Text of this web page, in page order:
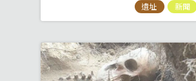
遺址 新聞